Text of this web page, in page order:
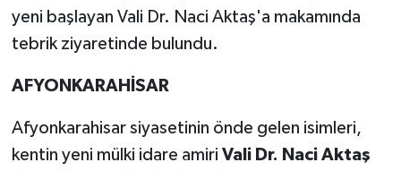
yeni başlayan Vali Dr. Naci Aktaş'a makamında
tebrik ziyaretinde bulundu.
AFYONKARAHİSAR
Afyonkarahisar siyasetinin önde gelen isimleri,
kentin yeni mülki idare amiri Vali Dr. Naci Aktaş